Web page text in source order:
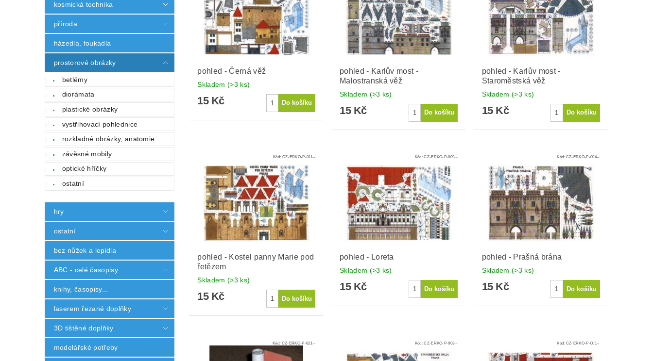
kosmická technika
příroda
házedla, foukadla
prostorové obrázky
betlémy
diorámata
plastické obrázky
vystřihovací pohlednice
rozkladné obrázky, anatomie
závěsné mobily
optické hříčky
ostatní
hry
ostatní
bez nůžek a lepidla
ABC - celé časopisy
knihy, časopisy...
laserem řezané doplňky
3D tištěné doplňky
modelářské potřeby
pohled - Černá věž
Skladem (>3 ks)
15 Kč
pohled - Karlův most -
Malostranská věž
Skladem (>3 ks)
15 Kč
pohled - Karlův most -
Staroměstská věž
Skladem(>3 ks)
15 Kč
Kód: CZ-ERKO-P-011--
pohled - Kostel panny Marie pod
řetězem
Skladem (>3 ks)
15 Kč
Kód:CZ-ERKO-P-009--
pohled - Loreta
Skladem (>3 ks)
15 Kč
Kód: CZ-ERKO-P-004--
pohled - Prašná brána
Skladem(>3 ks)
15 Kč
Kód: CZ-ERKO-P-021-- Kód:CZ-ERKO-P-003-- Kód: CZ-ERKO-P-001--